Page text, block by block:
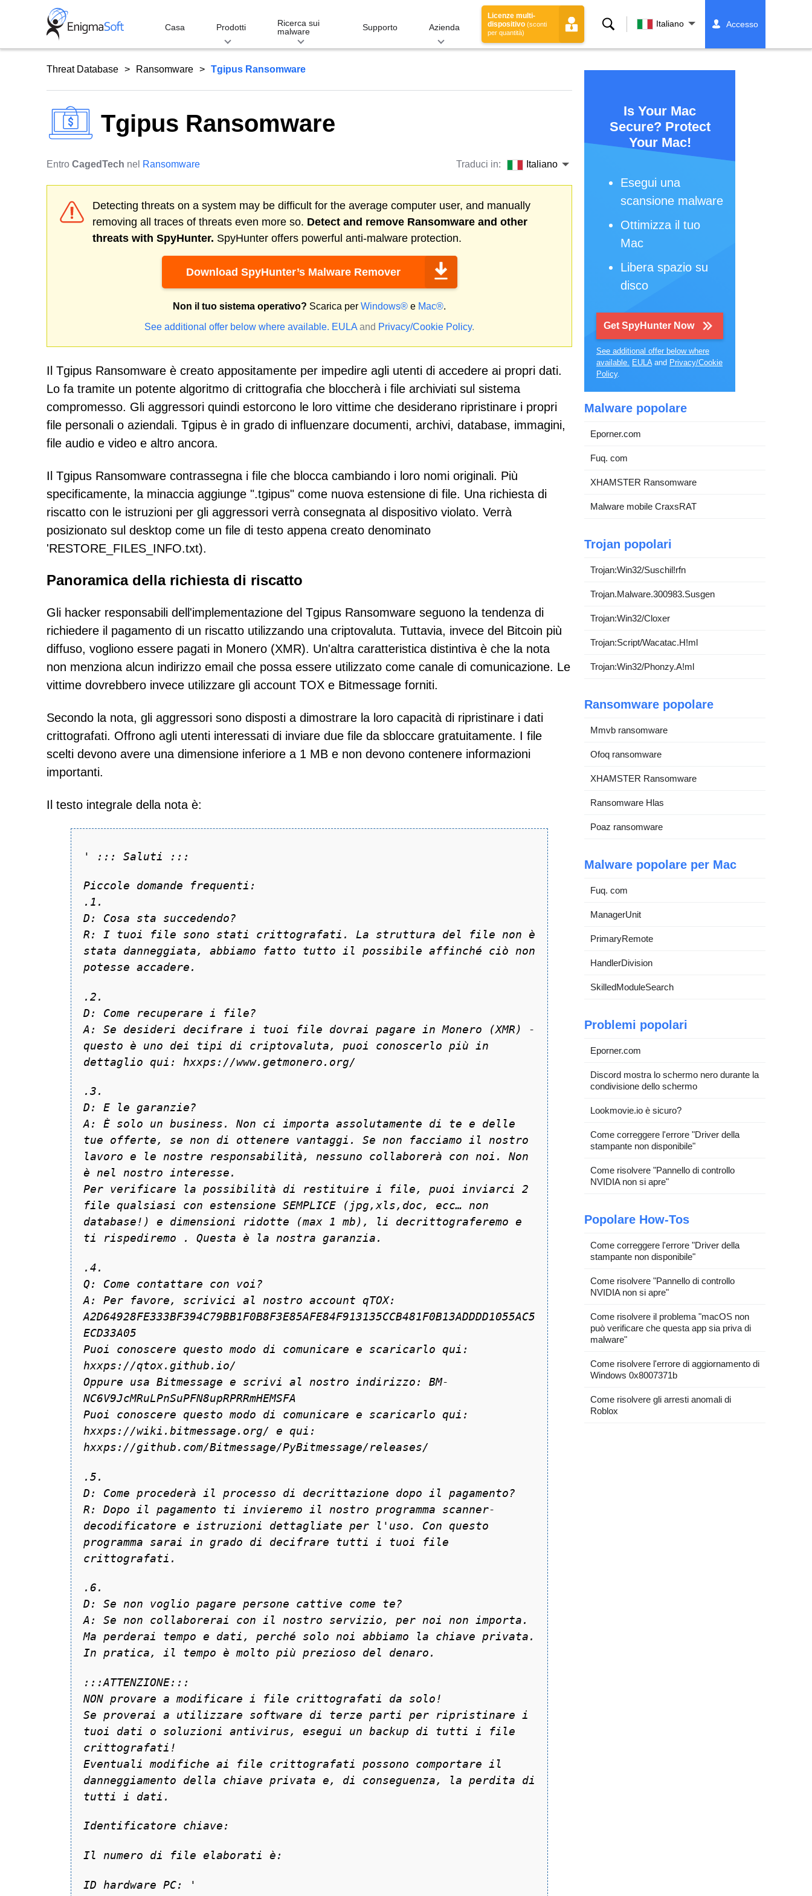
Casa Prodotti
Ricerca sui
malware
Supporto Azienda
Licenze multi-
dispositivo (sconti
per quantità)
Ricerca Italiano Accesso
Threat Database Ransomware Tgipus Ransomware
Tgipus Ransomware
Entro CagedTech nel Ransomware Traduci in: Italiano
Detecting threats on a system may be difficult for the average computer user, and manually
removing all traces of threats even more so. Detect and remove Ransomware and other
threats with SpyHunter. SpyHunter offers powerful anti-malware protection.
Download SpyHunter’s Malware Remover
Non il tuo sistema operativo? Scarica per Windows® e Mac®.
See additional offer below where available. EULA and Privacy/Cookie Policy.
Il Tgipus Ransomware è creato appositamente per impedire agli utenti di accedere ai propri dati.
Lo fa tramite un potente algoritmo di crittografia che bloccherà i file archiviati sul sistema
compromesso. Gli aggressori quindi estorcono le loro vittime che desiderano ripristinare i propri
file personali o aziendali. Tgipus è in grado di influenzare documenti, archivi, database, immagini,
file audio e video e altro ancora.
Il Tgipus Ransomware contrassegna i file che blocca cambiando i loro nomi originali. Più
specificamente, la minaccia aggiunge ".tgipus" come nuova estensione di file. Una richiesta di
riscatto con le istruzioni per gli aggressori verrà consegnata al dispositivo violato. Verrà
posizionato sul desktop come un file di testo appena creato denominato
'RESTORE_FILES_INFO.txt).
Panoramica della richiesta di riscatto
Gli hacker responsabili dell'implementazione del Tgipus Ransomware seguono la tendenza di
richiedere il pagamento di un riscatto utilizzando una criptovaluta. Tuttavia, invece del Bitcoin più
diffuso, vogliono essere pagati in Monero (XMR). Un'altra caratteristica distintiva è che la nota
non menziona alcun indirizzo email che possa essere utilizzato come canale di comunicazione. Le
vittime dovrebbero invece utilizzare gli account TOX e Bitmessage forniti.
Secondo la nota, gli aggressori sono disposti a dimostrare la loro capacità di ripristinare i dati
crittografati. Offrono agli utenti interessati di inviare due file da sbloccare gratuitamente. I file
scelti devono avere una dimensione inferiore a 1 MB e non devono contenere informazioni
importanti.
Il testo integrale della nota è:
' ::: Saluti :::
Piccole domande frequenti:
.1.
D: Cosa sta succedendo?
R: I tuoi file sono stati crittografati. La struttura del file non è
stata danneggiata, abbiamo fatto tutto il possibile affinché ciò non
potesse accadere.
.2.
D: Come recuperare i file?
A: Se desideri decifrare i tuoi file dovrai pagare in Monero (XMR) -
questo è uno dei tipi di criptovaluta, puoi conoscerlo più in
dettaglio qui: hxxps://www.getmonero.org/
.3.
D: E le garanzie?
A: È solo un business. Non ci importa assolutamente di te e delle
tue offerte, se non di ottenere vantaggi. Se non facciamo il nostro
lavoro e le nostre responsabilità, nessuno collaborerà con noi. Non
è nel nostro interesse.
Per verificare la possibilità di restituire i file, puoi inviarci 2
file qualsiasi con estensione SEMPLICE (jpg,xls,doc, ecc… non
database!) e dimensioni ridotte (max 1 mb), li decrittograferemo e
ti rispediremo . Questa è la nostra garanzia.
.4.
Q: Come contattare con voi?
A: Per favore, scrivici al nostro account qTOX:
A2D64928FE333BF394C79BB1F0B8F3E85AFE84F913135CCB481F0B13ADDDD1055AC5
ECD33A05
Puoi conoscere questo modo di comunicare e scaricarlo qui:
hxxps://qtox.github.io/
Oppure usa Bitmessage e scrivi al nostro indirizzo: BM-
NC6V9JcMRuLPnSuPFN8upRPRRmHEMSFA
Puoi conoscere questo modo di comunicare e scaricarlo qui:
hxxps://wiki.bitmessage.org/ e qui:
hxxps://github.com/Bitmessage/PyBitmessage/releases/
.5.
D: Come procederà il processo di decrittazione dopo il pagamento?
R: Dopo il pagamento ti invieremo il nostro programma scanner-
decodificatore e istruzioni dettagliate per l'uso. Con questo
programma sarai in grado di decifrare tutti i tuoi file
crittografati.
.6.
D: Se non voglio pagare persone cattive come te?
A: Se non collaborerai con il nostro servizio, per noi non importa.
Ma perderai tempo e dati, perché solo noi abbiamo la chiave privata.
In pratica, il tempo è molto più prezioso del denaro.
:::ATTENZIONE:::
NON provare a modificare i file crittografati da solo!
Se proverai a utilizzare software di terze parti per ripristinare i
tuoi dati o soluzioni antivirus, esegui un backup di tutti i file
crittografati!
Eventuali modifiche ai file crittografati possono comportare il
danneggiamento della chiave privata e, di conseguenza, la perdita di
tutti i dati.
Identificatore chiave:
Il numero di file elaborati è:
ID hardware PC: '
Is Your Mac
Secure? Protect
Your Mac!
Esegui una
scansione malware
Ottimizza il tuo
Mac
Libera spazio su
disco
Get SpyHunter Now
See additional offer below where
available. EULAand Privacy/Cookie
Policy.
Malware popolare
Eporner.com
Fuq. com
XHAMSTER Ransomware
Malware mobile CraxsRAT
Trojan popolari
Trojan:Win32/Suschil!rfn
Trojan.Malware.300983.Susgen
Trojan:Win32/Cloxer
Trojan:Script/Wacatac.H!ml
Trojan:Win32/Phonzy.A!ml
Ransomware popolare
Mmvb ransomware
Ofoq ransomware
XHAMSTER Ransomware
Ransomware Hlas
Poaz ransomware
Malware popolare per Mac
Fuq. com
ManagerUnit
PrimaryRemote
HandlerDivision
SkilledModuleSearch
Problemi popolari
Eporner.com
Discord mostra lo schermo nero durante la
condivisione dello schermo
Lookmovie.io è sicuro?
Come correggere l'errore "Driver della
stampante non disponibile"
Come risolvere "Pannello di controllo
NVIDIA non si apre"
Popolare How-Tos
Come correggere l'errore "Driver della
stampante non disponibile"
Come risolvere "Pannello di controllo
NVIDIA non si apre"
Come risolvere il problema "macOS non
può verificare che questa app sia priva di
malware"
Come risolvere l'errore di aggiornamento di
Windows 0x8007371b
Come risolvere gli arresti anomali di
Roblox